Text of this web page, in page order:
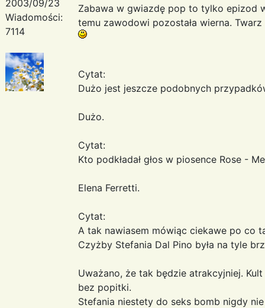
2003/09/23
Wiadomości:
7114
Zabawa w gwiazdę pop to tylko epizod
temu zawodowi pozostała wierna.
Cytat:
Dużo jest jeszcze podobnych
Dużo.
Cytat:
Kto podkładał głos w piosence Rose -
Elena Ferretti.
Cytat:
A tak nawiasem mówiąc ciekawe po co
Czyżby Stefania Dal Pino była na tyle
Uważano, że tak będzie atrakcyjniej. Kult
bez popitki.
Stefania niestety do seks bomb nigdy nie